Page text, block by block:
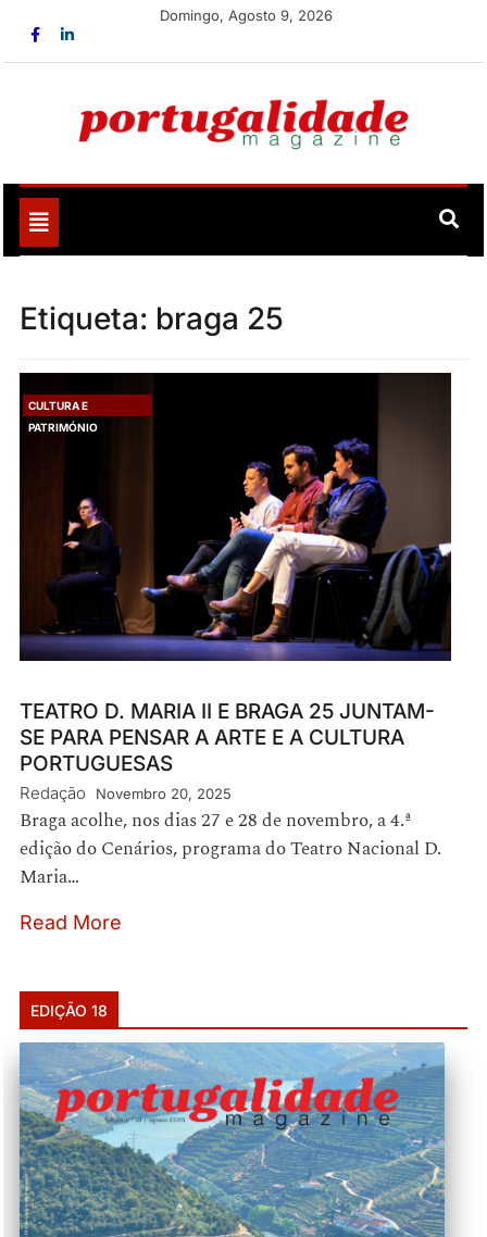
Domingo, Agosto 9, 2026
Portugalidade
Toggle
navigation
Etiqueta: braga 25
CULTURA E
PATRIMÓNIO
TEATRO D. MARIA II E BRAGA 25 JUNTAM-
SE PARA PENSAR A ARTE E A CULTURA
PORTUGUESAS
Redação Novembro 20, 2025
Braga acolhe, nos dias 27 e 28 de novembro, a 4.ª
edição do Cenários, programa do Teatro Nacional D.
Maria…
Read More
EDIÇÃO 18